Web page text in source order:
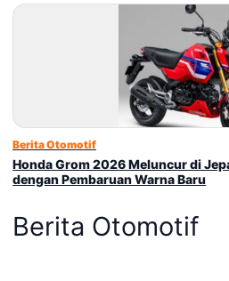
Berita Otomotif
Honda Grom 2026 Meluncur di
dengan Pembaruan Warna Baru
Berita Otomotif